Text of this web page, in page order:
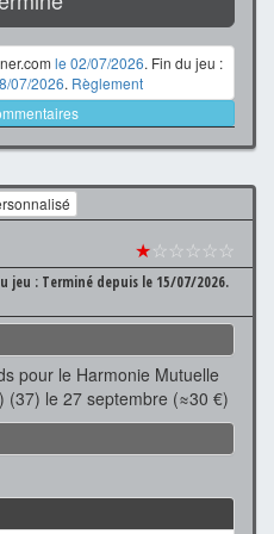
le 02/07/2026. Fin du jeu :
07/2026. Règlement
★☆☆☆☆☆
jeu : Terminé depuis le 15/07/2026.
pour le Harmonie Mutuelle
(37) le 27 septembre (≈30 €)